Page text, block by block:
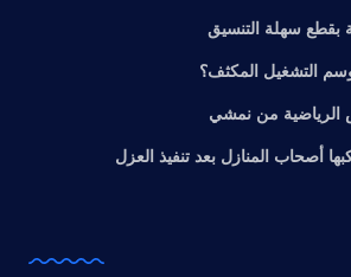
بقطع سهلة التنسيق
التشغيل المكثف؟
الرياضية من نمشي
أصحاب المنازل بعد تنفيذ العزل